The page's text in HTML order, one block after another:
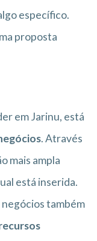
específico.
proposta
em Jarinu, está
. Através
mais ampla
está inserida.
negócios também